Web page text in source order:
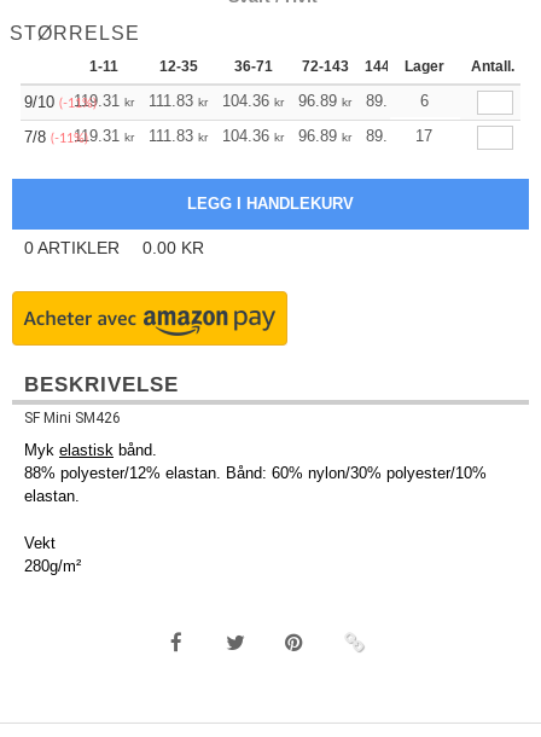
STØRRELSE
1-11 12-35 36-71 72-143 144-287 288 + Mer
Lager Antall.
9/10 (-11%)
119.31 kr 111.83 kr 104.36 kr 96.89 kr 89.42
6
7/8 (-11%)119.31 kr 111.83 kr 104.36 kr 96.89 kr 89.42 kr17
0ARTIKLER 0.00 KR
BESKRIVELSE
SF Mini SM426
Myk elastisk bånd.
88% polyester/12% elastan. Bånd: 60% nylon/30% polyester/10%
elastan.
Vekt
280g/m²